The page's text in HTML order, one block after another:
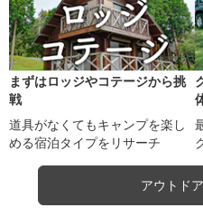
まずはロッジやコテージから挑
戦
道具がなくてもキャンプを楽し
める宿泊タイプをリサーチ
アウトド